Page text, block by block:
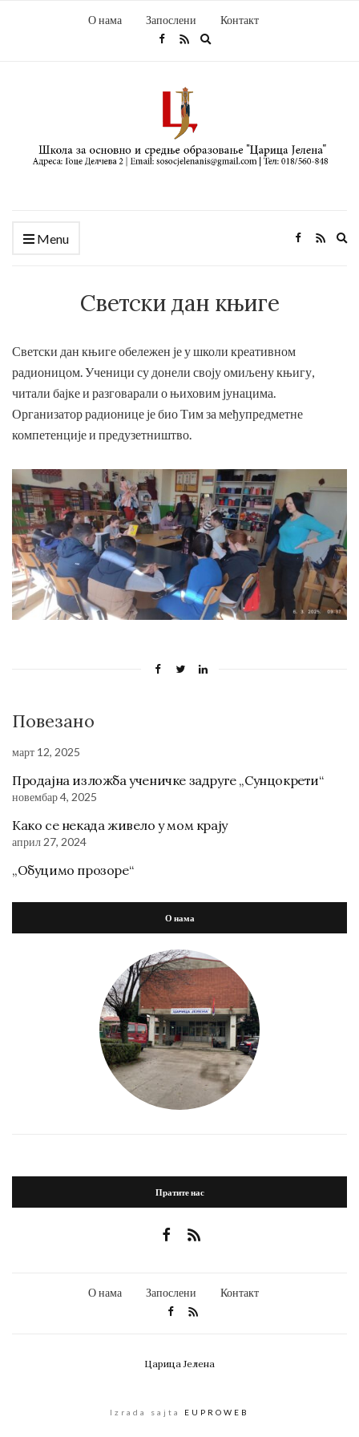
О нама Запослени Контакт
Menu
Светски дан књиге
Светски дан књиге обележен је у школи креативном
радионицом. Ученици су донели своју омиљену књигу,
читали бајке и разговарали о њиховим јунацима.
Организатор радионице је био Тим за међупредметне
компетенције и предузетништво.
Повезано
март 12, 2025
Продајна изложба ученичке задруге „Сунцокрети“
новембар 4, 2025
Како се некада живело у мом крају
април 27, 2024
„Обуцимо прозоре“
О нама
Пратите нас
О нама Запослени Контакт
Царица Јелена
Izrada sajta EUPROWEB